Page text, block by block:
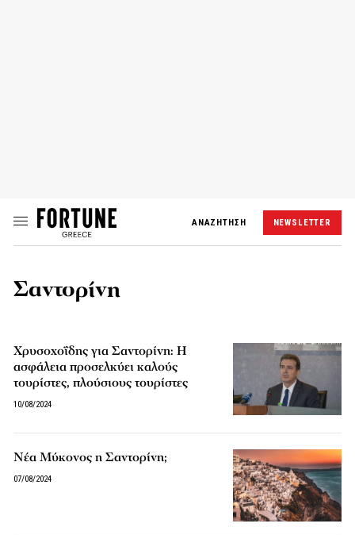
ΑΝΑΖΗΤΗΣΗ NEWSLETTER
Σαντορίνη
Χρυσοχοΐδης για Σαντορίνη: Η
ασφάλεια προσελκύει καλούς
τουρίστες, πλούσιους τουρίστες
10/08/2024
Νέα Μύκονος η Σαντορίνη;
07/08/2024